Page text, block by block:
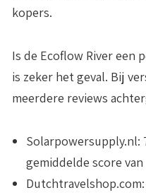
kopers.
Is de Ecoflow River een
is zeker het geval. Bij
meerdere reviews
Solarpowersupply.nl:
gemiddelde score
Dutchtravelshop.com